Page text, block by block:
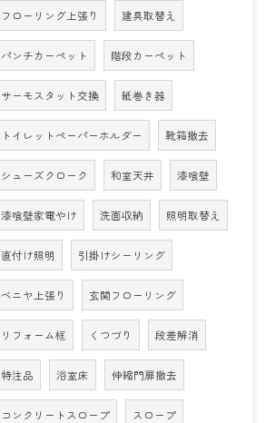
フローリング上張り 建具取替え
パンチカーペット 階段カーペット
サーモスタット交換 紙巻き器
トイレットペーパーホルダー 靴箱撤去
シューズクローク 和室天井 漆喰壁
漆喰壁家電やけ 洗面収納 照明取替え
直付け照明 引掛けシーリング
ベニヤ上張り 玄関フローリング
リフォーム框 くつづり 段差解消
特注品 浴室床 伸縮門扉撤去
コンクリートスロープ スロープ